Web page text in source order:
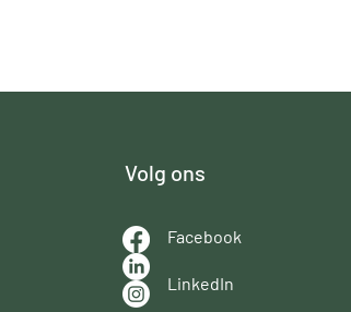
Volg ons
Facebook
LinkedIn